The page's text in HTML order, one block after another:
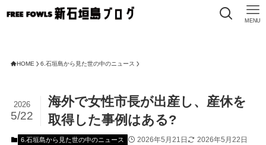
MENU
HOME 6.石垣島から見た世の中のニュース
海外で女性市長が出産し、産休を
取得した事例はある?
2026
5/22
6.石垣島から見た世の中のニュース 2026年5月21日 2026年5月22日